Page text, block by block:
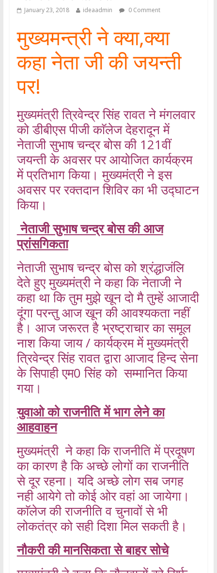
January 23, 2018 ideaadmin 0 Comment
मुख्यमन्त्री ने क्या,क्या
कहा नेता जी की जयन्ती
पर!
मुख्यमंत्री त्रिवेन्द्र सिंह रावत ने मंगलवार
को डीबीएस पीजी काॅलेज देहरादून में
नेताजी सुभाष चन्द्र बोस की 121वीं
जयन्ती के अवसर पर आयोजित कार्यक्रम
में प्रतिभाग किया। मुख्यमंत्री ने इस
अवसर पर रक्तदान शिविर का भी उद्घाटन
किया।
नेताजी सुभाष चन्द्र बोस की आज
प्रांसगिकता
नेताजी सुभाष चन्द्र बोस को श्रंद्धाजंलि
देते हुए मुख्यमंत्री ने कहा कि नेताजी ने
कहा था कि तुम मुझे खून दो मै तुम्हें आजादी
दूंगा परन्तु आज खून की आवश्यकता नहीं
है। आज जरूरत है भ्रष्ट्राचार का समूल
नाश किया जाय / कार्यक्रम में मुख्यमंत्री
त्रिवेन्द्र सिंह रावत द्वारा आजाद हिन्द सेना
के सिपाही एम0 सिंह को सम्मानित किया
गया।
युवाओ को राजनीति में भाग लेने का
आहवाहन
मुख्यमंत्री ने कहा कि राजनीति में प्रदूषण
का कारण है कि अच्छे लोगों का राजनीति
से दूर रहना। यदि अच्छे लोग सब जगह
नही आयेगे तो कोई ओर वहां आ जायेगा।
काॅलेज की राजनीति व चुनावों से भी
लोकतंत्र को सही दिशा मिल सकती है।
नौकरी की मानसिकता से बाहर सोचे